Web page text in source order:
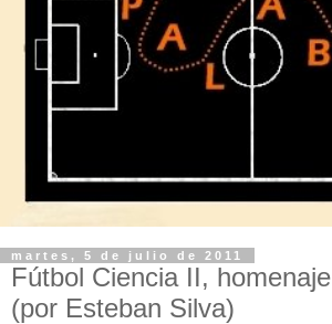
martes, 5 de julio de 2011
Fútbol Ciencia II,
(por Esteban Silva)